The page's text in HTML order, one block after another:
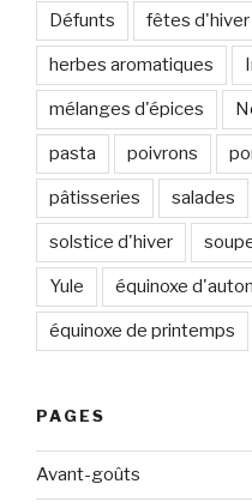
Défunts fêtes d'hiver
herbes aromatiques
mélanges d'épices
pasta poivrons
pâtisseries salades
solstice d'hiver
Yule équinoxe
équinoxe de printemps
PAGES
Avant-goûts